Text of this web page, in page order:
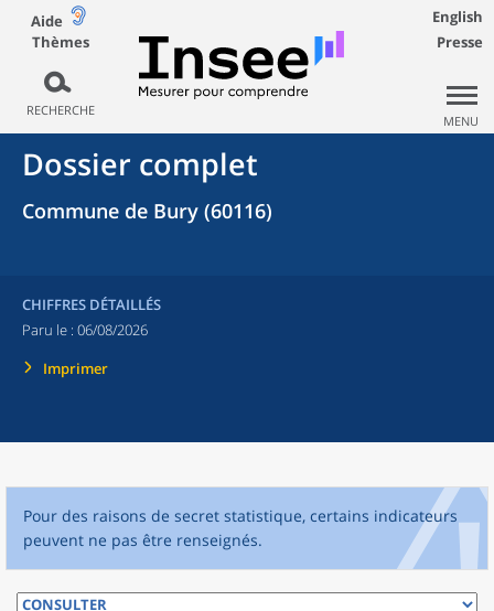
Aide
Thèmes
RECHERCHE
English
Presse
MENU
Dossier complet
Commune de Bury (60116)
CHIFFRES DÉTAILLÉS
Paru le : 06/08/2026
Imprimer
Pour des raisons de secret statistique, certains indicateurs
peuvent ne pas être renseignés.